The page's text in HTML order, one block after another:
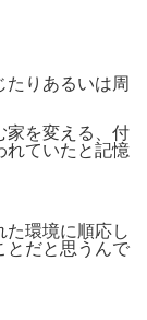
たりあるいは周
家を変える、付
れていたと記憶
た環境に順応し
とだと思うんで